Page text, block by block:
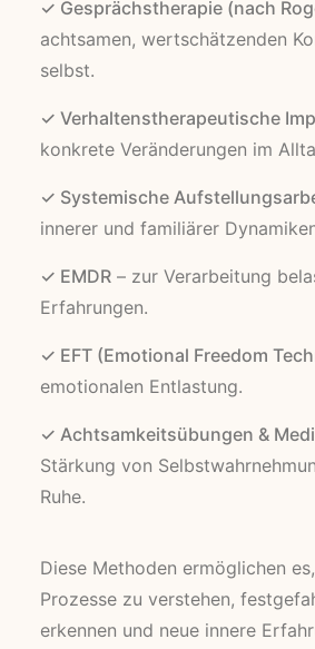
✓ Gesprächstherapie (nach
achtsamen, wertschätzenden
selbst.
✓ Verhaltenstherapeutische
konkrete Veränderungen im
✓ Systemische
innerer und familiärer
✓ EMDR – zur Verarbeitung
Erfahrungen.
✓ EFT (Emotional Freedom
emotionalen Entlastung.
✓ Achtsamkeitsübungen &
Stärkung von
Ruhe.
Diese Methoden ermöglichen
Prozesse zu verstehen,
erkennen und neue innere